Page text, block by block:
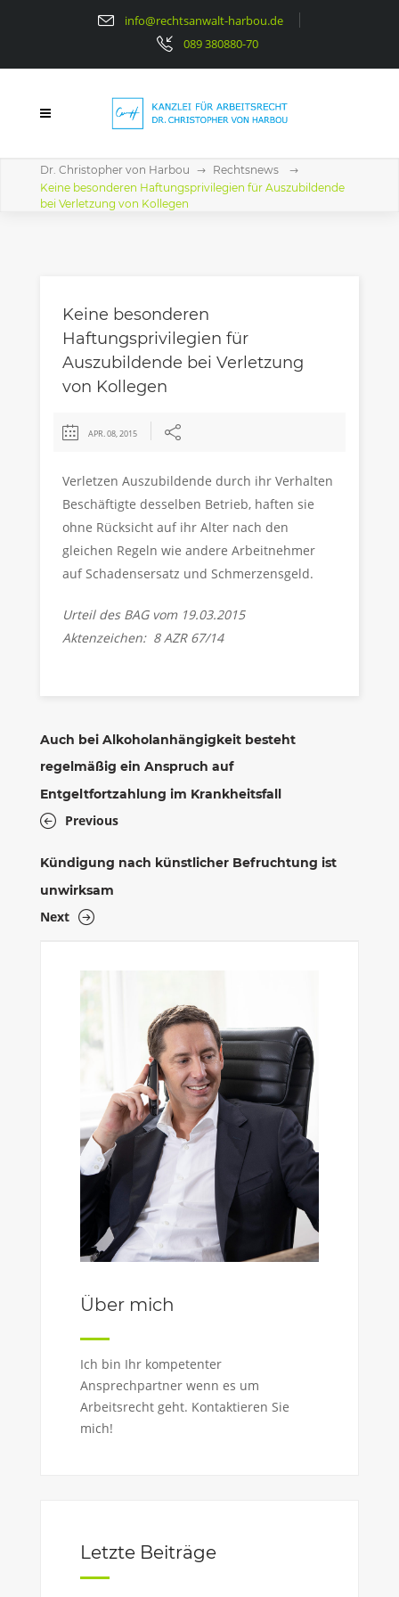
info@rechtsanwalt-harbou.de
089 380880-70
Dr. Christopher von Harbou
Rechtsnews
Keine besonderen Haftungsprivilegien für Auszubildende
bei Verletzung von Kollegen
Keine besonderen
Haftungsprivilegien für
Auszubildende bei Verletzung
von Kollegen
APR. 08, 2015
Verletzen Auszubildende durch ihr Verhalten
Beschäftigte desselben Betrieb, haften sie
ohne Rücksicht auf ihr Alter nach den
gleichen Regeln wie andere Arbeitnehmer
auf Schadensersatz und Schmerzensgeld.
Urteil des BAG vom 19.03.2015
Aktenzeichen: 8 AZR 67/14
Auch bei Alkoholanhängigkeit besteht
regelmäßig ein Anspruch auf
Entgeltfortzahlung im Krankheitsfall
Previous
Kündigung nach künstlicher Befruchtung ist
unwirksam
Next
Über mich
Ich bin Ihr kompetenter
Ansprechpartner wenn es um
Arbeitsrecht geht. Kontaktieren Sie
mich!
Letzte Beiträge